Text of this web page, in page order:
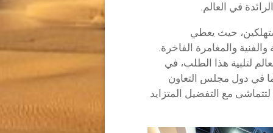
في العالم.
حيث يعطي
والمغامرة الفاخرة.
لتلبية هذا الطلب، في
في دول مجلس التعاون
مع التفضيل المتزايد